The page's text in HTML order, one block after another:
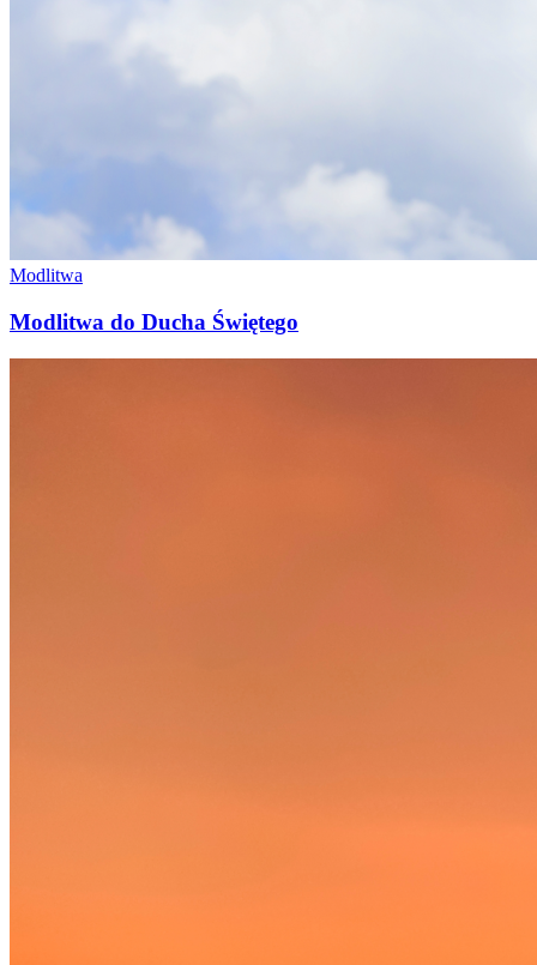
Modlitwa
Modlitwa do Ducha Świętego